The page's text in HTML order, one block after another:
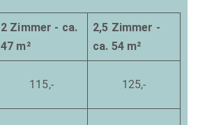
2 Zimmer - ca.
47 m²
2,5 Zimmer -
ca. 54 m²
115,- 125,-